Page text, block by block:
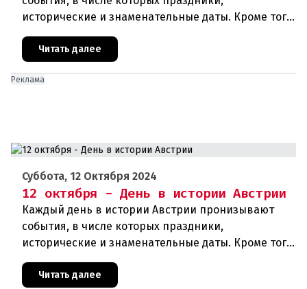
исторические и знаменательные даты. Кроме того
дни рождения различных деятелей Австрии, а
также дни их смерти. Что же прои
Читать далее
Реклама
Суббота, 12 Октября 2024
12 октября - День в истории Австрии
Каждый день в истории Австрии пронизывают
события, в числе которых праздники,
исторические и знаменательные даты. Кроме того,
дни рождения различных деятелей страны, а
также дни их смерти. Что же прои
Читать далее